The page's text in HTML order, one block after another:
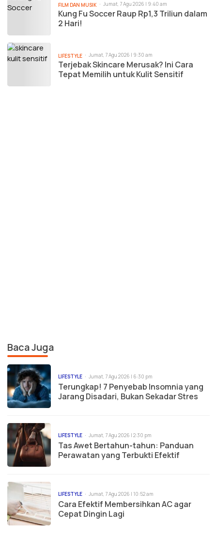
FILM DAN MUSIK Jumat, 7 Agu 2026 | 9:40 am
Kung Fu Soccer Raup Rp1,3 Triliun dalam
2 Hari!
LIFESTYLE Jumat, 7 Agu 2026 | 9:30 am
Terjebak Skincare Merusak? Ini Cara
Tepat Memilih untuk Kulit Sensitif
Baca Juga
LIFESTYLE Jumat, 7 Agu 2026 | 6:30 pm
Terungkap! 7 Penyebab Insomnia yang
Jarang Disadari, Bukan Sekadar Stres
LIFESTYLE Jumat, 7 Agu 2026 | 2:30 pm
Tas Awet Bertahun-tahun: Panduan
Perawatan yang Terbukti Efektif
LIFESTYLE Jumat, 7 Agu 2026 | 10:52 am
Cara Efektif Membersihkan AC agar
Cepat Dingin Lagi